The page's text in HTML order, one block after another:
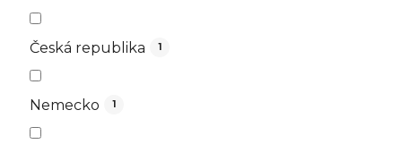
Česká republika 1
Nemecko 1